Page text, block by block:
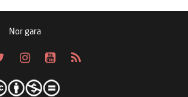
Nor gara